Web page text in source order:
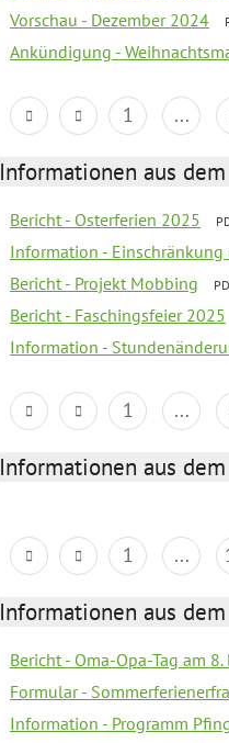
Vorschau - Dezember 2024
Ankündigung -
1 ...
Informationen aus
Bericht - Osterferien 2025
Information - Einschränkung
Bericht - Projekt Mobbing
Bericht - Faschingsfeier 2025
Information -
1 ...
Informationen aus
1 ...
Informationen aus
Bericht - Oma-Opa-Tag am 8.
Formular -
Information - Programm